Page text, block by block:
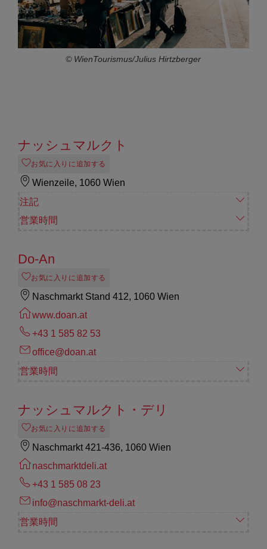
© WienTourismus/Julius Hirtzberger
ナッシュマルクト
お気に入りに追加する
Wienzeile, 1060 Wien
注記
営業時間
Do-An
お気に入りに追加する
Naschmarkt Stand 412, 1060 Wien
www.doan.at
+43 1 585 82 53
office@doan.at
営業時間
ナッシュマルクト・デリ
お気に入りに追加する
Naschmarkt 421-436, 1060 Wien
naschmarktdeli.at
+43 1 585 08 23
info@naschmarkt-deli.at
営業時間